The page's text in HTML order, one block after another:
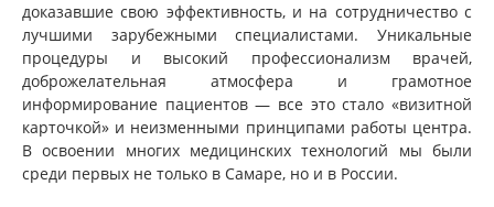
доказавшие свою эффективность, и на сотрудничество с
лучшими зарубежными специалистами. Уникальные
процедуры и высокий профессионализм врачей,
доброжелательная атмосфера и грамотное
информирование пациентов — все это стало «визитной
карточкой» и неизменными принципами работы центра.
В освоении многих медицинских технологий мы были
среди первых не только в Самаре, но и в России.